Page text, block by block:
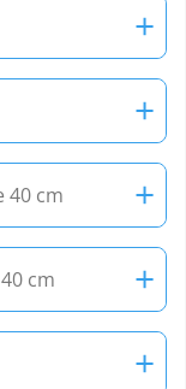
+
+
40 cm
+
cm
+
+